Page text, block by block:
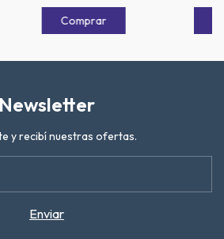
Newsletter
y recibí nuestras ofertas.